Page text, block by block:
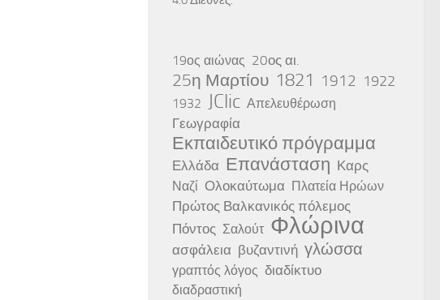
19ος αιώνας 20ος αι.
25η Μαρτίου 1821 1912 1922
1932 JClic Απελευθέρωση
Γεωγραφία
Εκπαιδευτικό πρόγραμμα
Ελλάδα Επανάσταση Καρς
Ναζί Ολοκαύτωμα Πλατεία Ηρώων
Πρώτος Βαλκανικός πόλεμος
Πόντος Σαλούτ Φλώρινα
ασφάλεια βυζαντινή γλώσσα
γραπτός λόγος διαδίκτυο
διαδραστική